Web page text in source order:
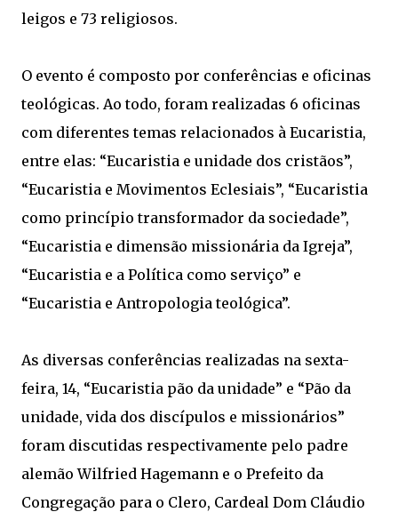
leigos e 73 religiosos.
O evento é composto por conferências e oficinas
teológicas. Ao todo, foram realizadas 6 oficinas
com diferentes temas relacionados à Eucaristia,
entre elas: “Eucaristia e unidade dos cristãos”,
“Eucaristia e Movimentos Eclesiais”, “Eucaristia
como princípio transformador da sociedade”,
“Eucaristia e dimensão missionária da Igreja”,
“Eucaristia e a Política como serviço” e
“Eucaristia e Antropologia teológica”.
As diversas conferências realizadas na sexta-
feira, 14, “Eucaristia pão da unidade” e “Pão da
unidade, vida dos discípulos e missionários”
foram discutidas respectivamente pelo padre
alemão Wilfried Hagemann e o Prefeito da
Congregação para o Clero, Cardeal Dom Cláudio